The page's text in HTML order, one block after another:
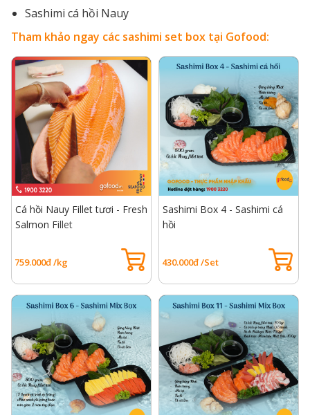
Sashimi cá hồi Nauy
Tham khảo ngay các sashimi set box tại Gofood:
Cá hồi Nauy Fillet tươi - Fresh
Salmon Fillet
759.000đ /kg
Sashimi Box 4 - Sashimi cá
hồi
430.000đ /Set